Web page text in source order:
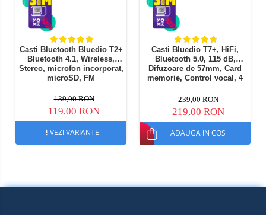
Casti Bluetooth Bluedio T2+
Bluetooth 4.1, Wireless,
Stereo, microfon incorporat,
microSD, FM
139,00 RON
119,00 RON
VEZI VARIANTE
Casti Bluedio T7+, HiFi,
Bluetooth 5.0, 115 dB,
Difuzoare de 57mm, Card
memorie, Control vocal, 4
reglabila
239,00 RON
219,00 RON
ADAUGA IN COS